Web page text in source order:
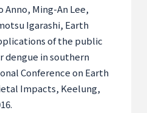
Anno, Ming-An Lee,
Igarashi, Earth
of the public
dengue in southern
Conference on Earth
Impacts, Keelung,